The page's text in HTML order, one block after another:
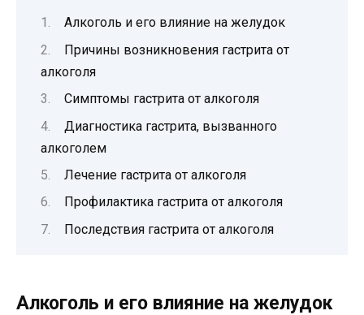
Алкоголь и его влияние на желудок
Причины возникновения гастрита от
алкоголя
Симптомы гастрита от алкоголя
Диагностика гастрита, вызванного
алкоголем
Лечение гастрита от алкоголя
Профилактика гастрита от алкоголя
Последствия гастрита от алкоголя
Алкоголь и его влияние на желудок